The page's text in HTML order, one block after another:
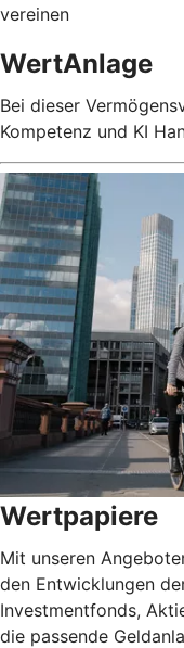
vereinen
WertAnlage
Bei dieser
Kompetenz und KI
Wertpapiere
Mit unseren
den Entwicklungen
Investmentfonds,
die passende